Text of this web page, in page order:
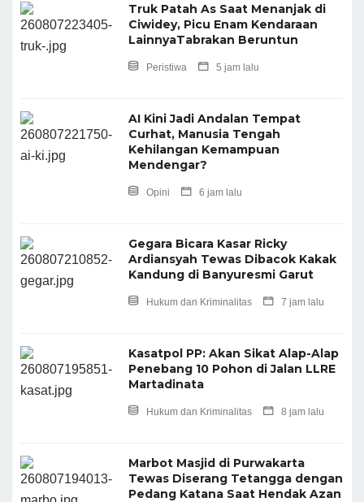
Truk Patah As Saat Menanjak di
Ciwidey, Picu Enam Kendaraan
LainnyaTabrakan Beruntun
Peristiwa 5 jam lalu
AI Kini Jadi Andalan Tempat
Curhat, Manusia Tengah
Kehilangan Kemampuan
Mendengar?
Opini 6 jam lalu
Gegara Bicara Kasar Ricky
Ardiansyah Tewas Dibacok Kakak
Kandung di Banyuresmi Garut
Hukum dan Kriminalitas 7 jam lalu
Kasatpol PP: Akan Sikat Alap-Alap
Penebang 10 Pohon di Jalan LLRE
Martadinata
Hukum dan Kriminalitas 8 jam lalu
Marbot Masjid di Purwakarta
Tewas Diserang Tetangga dengan
Pedang Katana Saat Hendak Azan